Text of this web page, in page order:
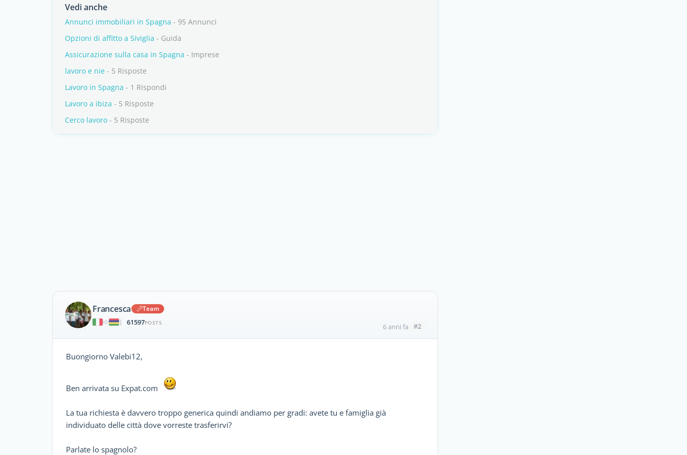
Vedi anche
Annunci immobiliari in Spagna - 95 Annunci
Opzioni di affitto a Siviglia - Guida
Assicurazione sulla casa in Spagna - Imprese
lavoro e nie - 5 Risposte
Lavoro in Spagna - 1 Rispondi
Lavoro a ibiza - 5 Risposte
Cerco lavoro - 5 Risposte
Francesca
Team
|
61597POSTS 6 anni fa #2
Buongiorno Valebi12,
Ben arrivata su Expat.com
La tua richiesta è davvero troppo generica quindi andiamo per gradi: avete tu e famiglia già
individuato delle città dove vorreste trasferirvi?
Parlate lo spagnolo?